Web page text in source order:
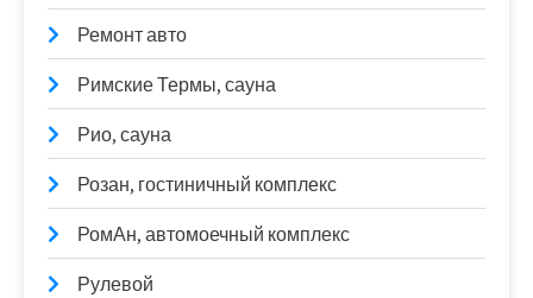
Ремонт авто
Римские Термы, сауна
Рио, сауна
Розан, гостиничный комплекс
РомАн, автомоечный комплекс
Рулевой